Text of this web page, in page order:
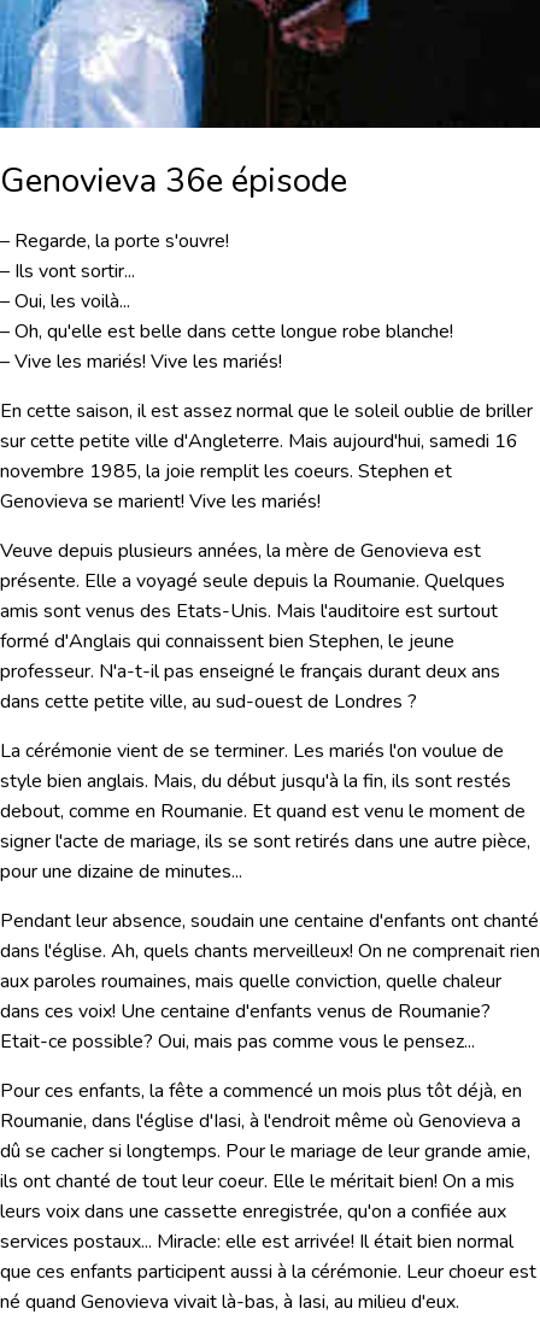
Genovieva 36e épisode
– Regarde, la porte s'ouvre!
– Ils vont sortir...
– Oui, les voilà...
– Oh, qu'elle est belle dans cette longue robe blanche!
– Vive les mariés! Vive les mariés!
En cette saison, il est assez normal que le soleil oublie de briller
sur cette petite ville d'Angleterre. Mais aujourd'hui, samedi 16
novembre 1985, la joie remplit les coeurs. Stephen et
Genovieva se marient! Vive les mariés!
Veuve depuis plusieurs années, la mère de Genovieva est
présente. Elle a voyagé seule depuis la Roumanie. Quelques
amis sont venus des Etats-Unis. Mais l'auditoire est surtout
formé d'Anglais qui connaissent bien Stephen, le jeune
professeur. N'a-t-il pas enseigné le français durant deux ans
dans cette petite ville, au sud-ouest de Londres ?
La cérémonie vient de se terminer. Les mariés l'on voulue de
style bien anglais. Mais, du début jusqu'à la fin, ils sont restés
debout, comme en Roumanie. Et quand est venu le moment de
signer l'acte de mariage, ils se sont retirés dans une autre pièce,
pour une dizaine de minutes...
Pendant leur absence, soudain une centaine d'enfants ont chanté
dans l'église. Ah, quels chants merveilleux! On ne comprenait rien
aux paroles roumaines, mais quelle conviction, quelle chaleur
dans ces voix! Une centaine d'enfants venus de Roumanie?
Etait-ce possible? Oui, mais pas comme vous le pensez...
Pour ces enfants, la fête a commencé un mois plus tôt déjà, en
Roumanie, dans l'église d'Iasi, à l'endroit même où Genovieva a
dû se cacher si longtemps. Pour le mariage de leur grande amie,
ils ont chanté de tout leur coeur. Elle le méritait bien! On a mis
leurs voix dans une cassette enregistrée, qu'on a confiée aux
services postaux... Miracle: elle est arrivée! Il était bien normal
que ces enfants participent aussi à la cérémonie. Leur choeur est
né quand Genovieva vivait là-bas, à Iasi, au milieu d'eux.